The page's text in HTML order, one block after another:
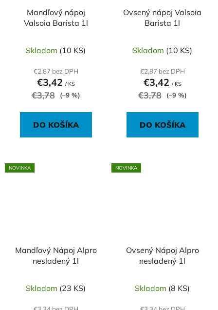
Mandľový nápoj
Valsoia Barista 1l
Skladom (10 KS)
€2,87 bez DPH
€3,42 / KS
€3,78 (–9 %)
DO KOŠÍKA
Ovsený nápoj Valsoia
Barista 1l
Skladom (10 KS)
€2,87 bez DPH
€3,42 / KS
€3,78 (–9 %)
DO KOŠÍKA
NOVINKA
Mandľový Nápoj Alpro
nesladený 1l
Skladom (23 KS)
NOVINKA
Ovsený Nápoj Alpro
nesladený 1l
Skladom (8 KS)